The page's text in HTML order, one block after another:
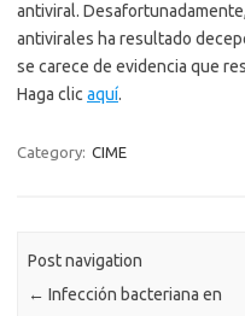
antiviral.
antivirales ha resultado
se carece de evidencia que
Haga clicaquí.
Category: CIME
Post navigation
← Infección bacteriana en